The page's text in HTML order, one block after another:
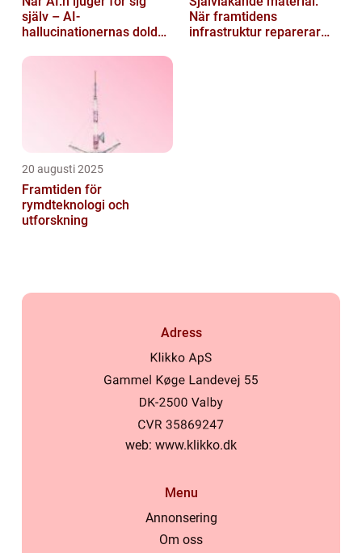
själv – AI-
hallucinationernas dolda
När framtidens
infrastruktur reparerar
20 augusti 2025
Framtiden för
rymdteknologi och
utforskning
Adress
web: www.klikko.dk
Menu
Annonsering
Om oss